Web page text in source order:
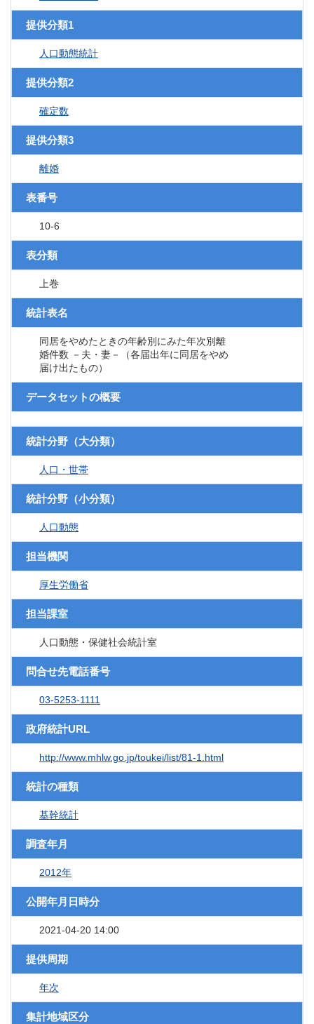
提供分類1
人口動態統計
提供分類2
確定数
提供分類3
離婚
表番号
10-6
表分類
上巻
統計表名
同居をやめたときの年齢別にみた年次別離
婚件数 －夫・妻－（各届出年に同居をやめ
届け出たもの）
データセットの概要
統計分野（大分類）
人口・世帯
統計分野（小分類）
人口動態
担当機関
厚生労働省
担当課室
人口動態・保健社会統計室
問合せ先電話番号
03-5253-1111
政府統計URL
http://www.mhlw.go.jp/toukei/list/81-1.html
統計の種類
基幹統計
調査年月
2012年
公開年月日時分
2021-04-20 14:00
提供周期
年次
集計地域区分